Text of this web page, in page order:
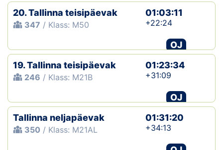
20. Tallinna teisipäevak
347 / Klass: M50
01:03:11
+22:24
OJ
19. Tallinna teisipäevak
246 / Klass: M21B
01:23:34
+31:09
OJ
Tallinna neljapäevak
350 / Klass: M21AL
01:31:20
+34:13